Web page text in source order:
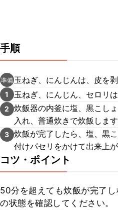
手順
準備 玉ねぎ、にんじんは、皮を剥
1 玉ねぎ、にんじん、セロリ
2
炊飯器の内釜に塩、黒こし
入れ、普通炊きで炊飯します
3 炊飯が完了したら、塩、黒
付けパセリをかけて出来上が
コツ・ポイント
50分を超えても炊飯が完了
の状態を確認してください。